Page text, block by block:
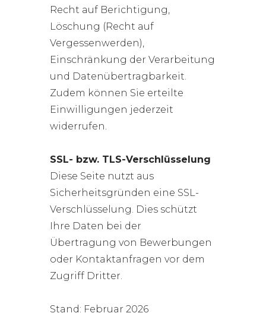
Recht auf Berichtigung,
Löschung (Recht auf
Vergessenwerden),
Einschränkung der Verarbeitung
und Datenübertragbarkeit.
Zudem können Sie erteilte
Einwilligungen jederzeit
widerrufen.
SSL- bzw. TLS-Verschlüsselung
Diese Seite nutzt aus
Sicherheitsgründen eine SSL-
Verschlüsselung. Dies schützt
Ihre Daten bei der
Übertragung von Bewerbungen
oder Kontaktanfragen vor dem
Zugriff Dritter.
Stand: Februar 2026